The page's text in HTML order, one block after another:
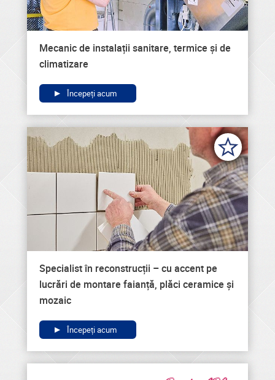
Mecanic de instalații sanitare, termice și de
climatizare
Începeți acum
Specialist în reconstrucții – cu accent pe
lucrări de montare faianță, plăci ceramice și
mozaic
Începeți acum